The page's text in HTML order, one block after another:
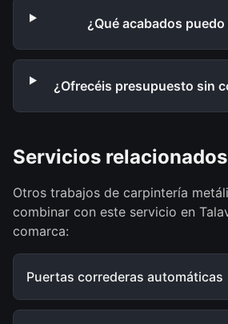
¿Qué acabados puedo
¿Ofrecéis presupuesto sin
Servicios relacionados
Otros trabajos de carpintería
combinar con este servicio en
comarca:
Puertas correderas automáticas